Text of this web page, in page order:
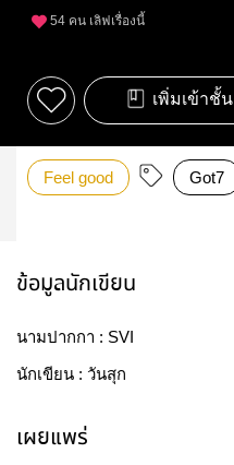
54 คน เลิฟเรื่องนี้
เพิ่มเข้าชั้น
Feel good Got7
ข้อมูลนักเขียน
นามปากกา : SVI
นักเขียน : วันสุก
เผยแพร่